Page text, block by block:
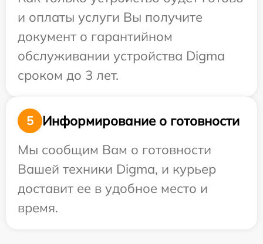
и оплаты услуги Вы получите
документ о гарантийном
обслуживании устройства Digma
сроком до 3 лет.
5
Информирование о готовности
Мы сообщим Вам о готовности
Вашей техники Digma, и курьер
доставит ее в удобное место и
время.